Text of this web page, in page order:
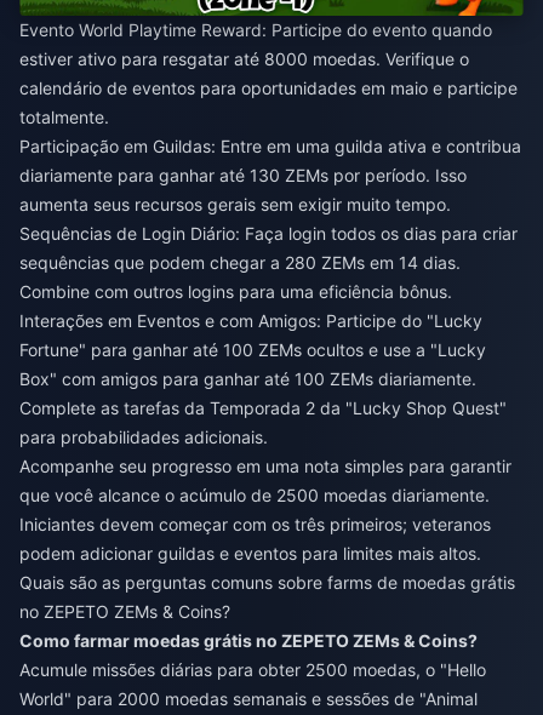
Evento World Playtime Reward: Participe do evento quando
estiver ativo para resgatar até 8000 moedas. Verifique o
calendário de eventos para oportunidades em maio e participe
totalmente.
Participação em Guildas: Entre em uma guilda ativa e contribua
diariamente para ganhar até 130 ZEMs por período. Isso
aumenta seus recursos gerais sem exigir muito tempo.
Sequências de Login Diário: Faça login todos os dias para criar
sequências que podem chegar a 280 ZEMs em 14 dias.
Combine com outros logins para uma eficiência bônus.
Interações em Eventos e com Amigos: Participe do "Lucky
Fortune" para ganhar até 100 ZEMs ocultos e use a "Lucky
Box" com amigos para ganhar até 100 ZEMs diariamente.
Complete as tarefas da Temporada 2 da "Lucky Shop Quest"
para probabilidades adicionais.
Acompanhe seu progresso em uma nota simples para garantir
que você alcance o acúmulo de 2500 moedas diariamente.
Iniciantes devem começar com os três primeiros; veteranos
podem adicionar guildas e eventos para limites mais altos.
Quais são as perguntas comuns sobre farms de moedas grátis
no ZEPETO ZEMs & Coins?
Como farmar moedas grátis no ZEPETO ZEMs & Coins?
Acumule missões diárias para obter 2500 moedas, o "Hello
World" para 2000 moedas semanais e sessões de "Animal